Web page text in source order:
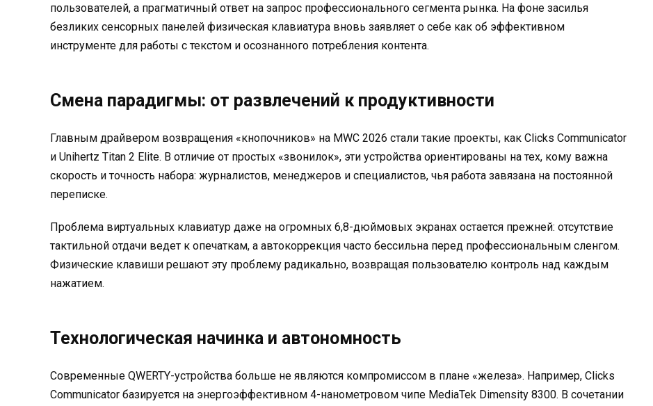
пользователей, а прагматичный ответ на запрос профессионального сегмента рынка. На фоне засилья
безликих сенсорных панелей физическая клавиатура вновь заявляет о себе как об эффективном
инструменте для работы с текстом и осознанного потребления контента.
Смена парадигмы: от развлечений к продуктивности
Главным драйвером возвращения «кнопочников» на MWC 2026 стали такие проекты, как Clicks Communicator
и Unihertz Titan 2 Elite. В отличие от простых «звонилок», эти устройства ориентированы на тех, кому важна
скорость и точность набора: журналистов, менеджеров и специалистов, чья работа завязана на постоянной
переписке.
Проблема виртуальных клавиатур даже на огромных 6,8-дюймовых экранах остается прежней: отсутствие
тактильной отдачи ведет к опечаткам, а автокоррекция часто бессильна перед профессиональным сленгом.
Физические клавиши решают эту проблему радикально, возвращая пользователю контроль над каждым
нажатием.
Технологическая начинка и автономность
Современные QWERTY-устройства больше не являются компромиссом в плане «железа». Например, Clicks
Communicator базируется на энергоэффективном 4-нанометровом чипе MediaTek Dimensity 8300. В сочетании